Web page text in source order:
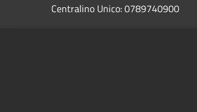
Centralino Unico: 0789740900